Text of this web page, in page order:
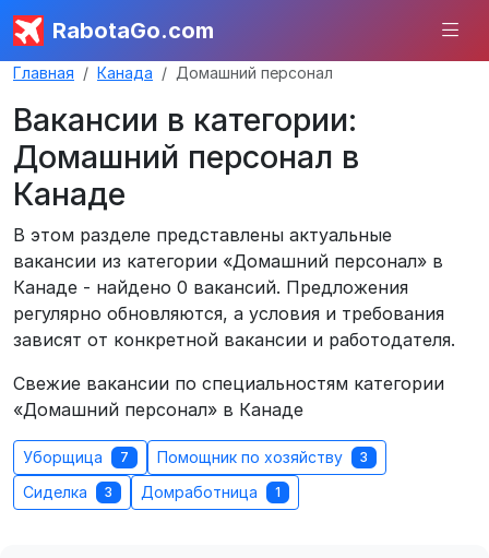
RabotaGo.com
Главная Канада Домашний персонал
Вакансии в категории:
Домашний персонал в
Канаде
В этом разделе представлены актуальные
вакансии из категории «Домашний персонал» в
Канаде - найдено 0 вакансий. Предложения
регулярно обновляются, а условия и требования
зависят от конкретной вакансии и работодателя.
Свежие вакансии по специальностям категории
«Домашний персонал» в Канаде
Уборщица 7 Помощник по хозяйству 3
Сиделка 3 Домработница 1